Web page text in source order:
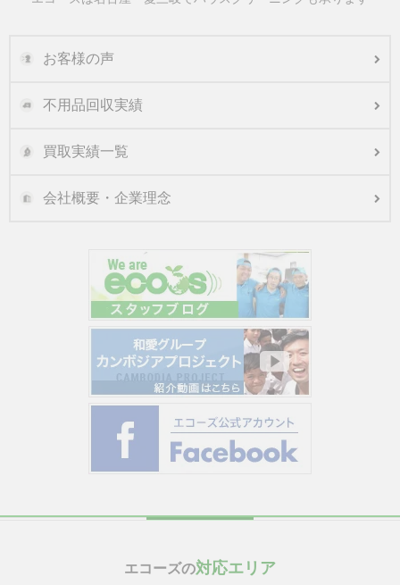
お客様の声
不用品回収実績
買取実績一覧
会社概要・企業理念
エコーズの対応エリア